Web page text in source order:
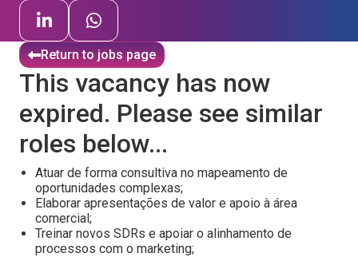
Return to jobs page
This vacancy has now
expired. Please see similar
roles below...
Atuar de forma consultiva no mapeamento de
oportunidades complexas;
Elaborar apresentações de valor e apoio à área
comercial;
Treinar novos SDRs e apoiar o alinhamento de
processos com o marketing;